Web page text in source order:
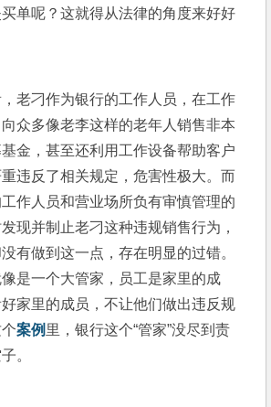
单呢？这就得从法律的角度来好好
老刁作为银行的工作人员，在工作
众多像老李这样的老年人销售非本
金，甚至还利用工作设备帮助客户
违反了相关规定，危害性极大。而
作人员和营业场所负有审慎管理的
现并制止老刁这种违规销售行为，
有做到这一点，存在明显的过错。
是一个大管家，员工是家里的成
家里的成员，不让他们做出违反规
案例 里，银行这个“管家”没尽到责
。